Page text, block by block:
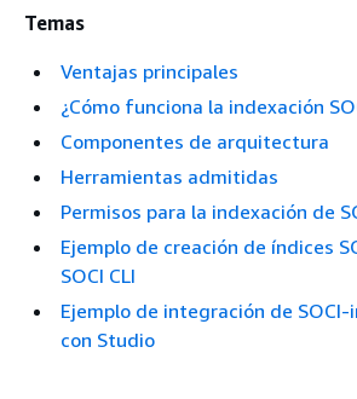
Temas
Ventajas principales
¿Cómo funciona la indexación
Componentes de arquitectura
Herramientas admitidas
Permisos para la indexación de
Ejemplo de creación de índices
SOCI CLI
Ejemplo de integración de
con Studio